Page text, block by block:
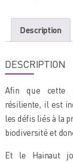
se
vert
Description
DESCRIPTION
Afin que cette
résiliente, il est
les défis liés à la
biodiversité et
Et le Hainaut